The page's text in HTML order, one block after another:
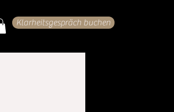
Klarheitsgespräch buchen